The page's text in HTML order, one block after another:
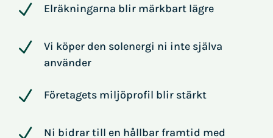
N Elräkningarna blir märkbart lägre
N
Vi köper den solenergi ni inte själva
använder
N Företagets miljöprofil blir stärkt
N
Ni bidrar till en hållbar framtid med